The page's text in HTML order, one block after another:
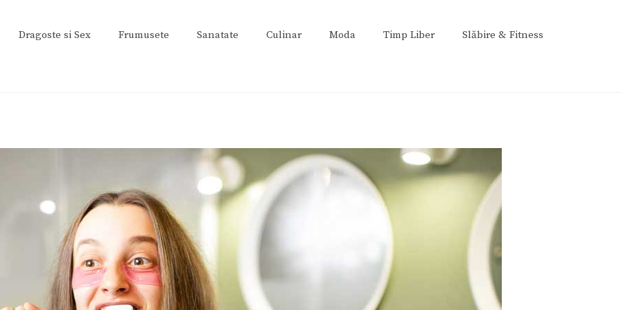
Dragoste si Sex Frumusete Sanatate Culinar Moda Timp Liber Slăbire & Fitness